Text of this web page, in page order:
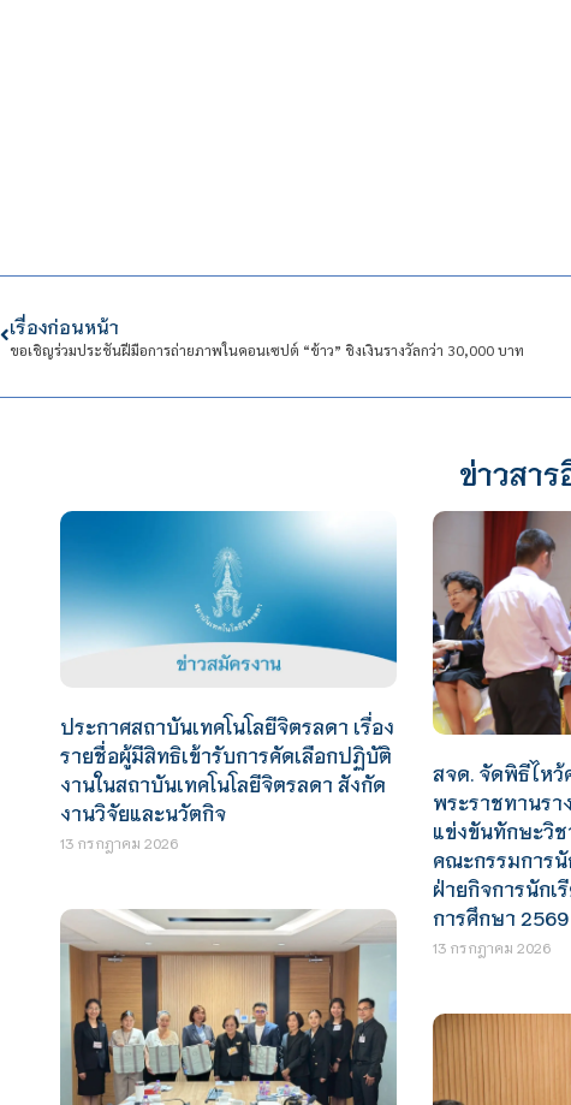
เรื่องก่อนหน้า
ขอเชิญร่วมประชันฝีมือการถ่ายภาพในคอนเซปต์ “ข้าว” ชิงเงินรางวัลกว่า 30,000 บาท
ข่าวสา
ประกาศสถาบันเทคโนโลยีจิตรลดา เรื่อง
รายชื่อผู้มีสิทธิเข้ารับการคัดเลือกปฏิบัติ
งานในสถาบันเทคโนโลยีจิตรลดา สังกัด
งานวิจัยและนวัตกิจ
13 กรกฎาคม 2026
สจด. จัดพิธีไหว้
พระราชทานรา
แข่งขันทักษะวิ
คณะกรรมการนั
ฝ่ายกิจการนักเ
การศึกษา 2569
13 กรกฎาคม 2026